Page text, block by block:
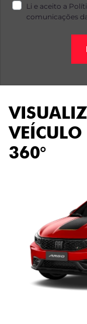
Li e aceito a
comunicações
VEÍCULO
360°